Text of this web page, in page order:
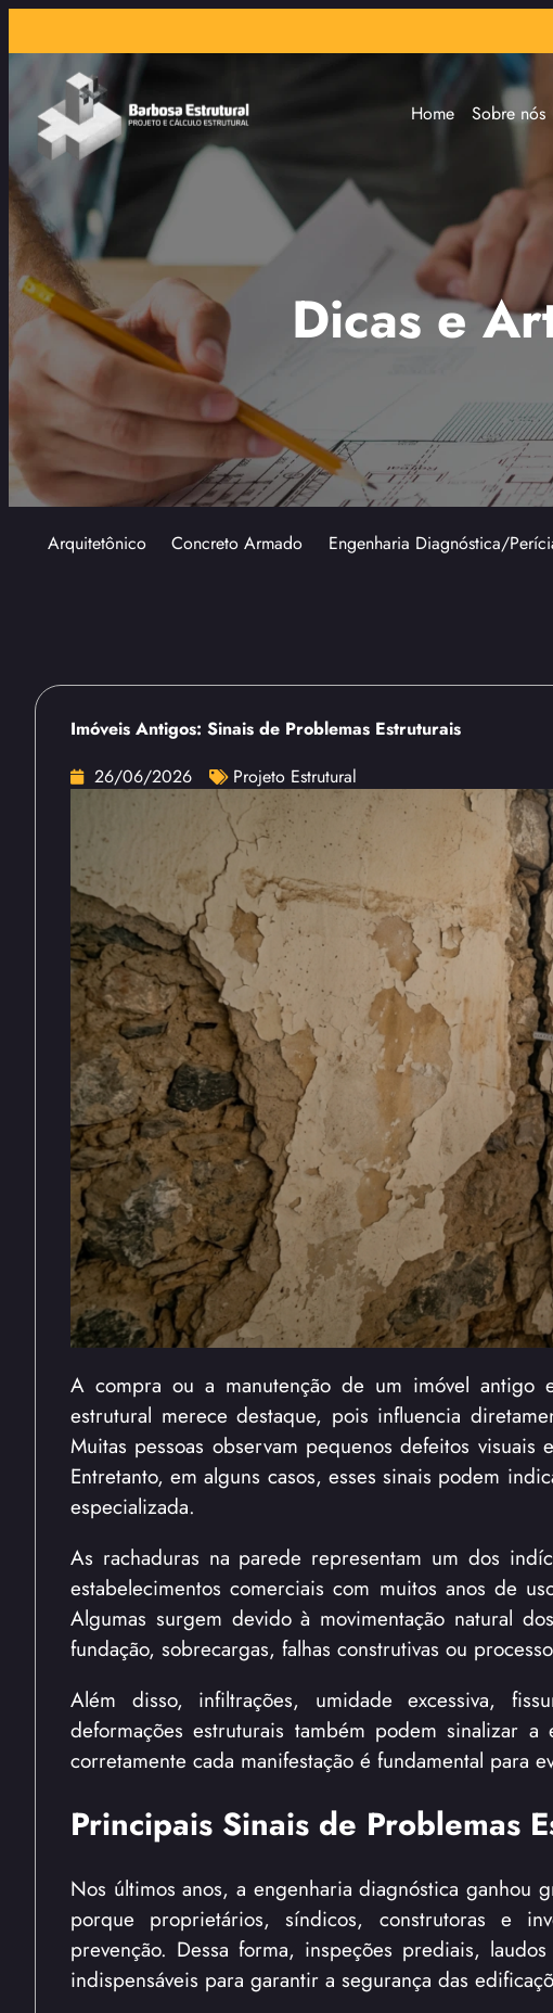
Home Sobre nós
Dicas e
Arquitetônico Concreto Armado Engenharia Diagnóstica/
Imóveis Antigos: Sinais de Problemas Estruturais
26/06/2026
Projeto Estrutural
A compra ou a manutenção de um imóvel antigo
estrutural merece destaque, pois influencia
Muitas pessoas observam pequenos defeitos
Entretanto, em alguns casos, esses sinais podem
especializada.
As rachaduras na parede representam um dos
estabelecimentos comerciais com muitos anos de
Algumas surgem devido à movimentação natural
fundação, sobrecargas, falhas construtivas ou
Além disso, infiltrações, umidade excessiva,
deformações estruturais também podem sinalizar
corretamente cada manifestação é fundamental para
Principais Sinais de Problemas
Nos últimos anos, a engenharia diagnóstica ganhou
porque proprietários, síndicos, construtoras e
prevenção. Dessa forma, inspeções prediais,
indispensáveis para garantir a segurança das